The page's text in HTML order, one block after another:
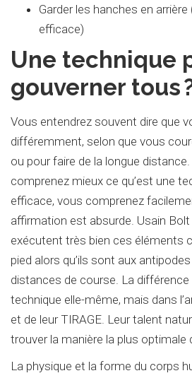
Garder les hanches en
efficace)
Une technique
gouverner tous
Vous entendrez souvent dire que
différemment, selon que vous
ou pour faire de la longue
comprenez mieux ce qu’est une
efficace, vous comprenez
affirmation est absurde. Usain
exécutent très bien ces éléments
pied alors qu’ils sont aux
distances de course. La
technique elle-même, mais dans
et de leur TIRAGE. Leur talent
trouver la manière la plus optimale
La physique et la forme du corps